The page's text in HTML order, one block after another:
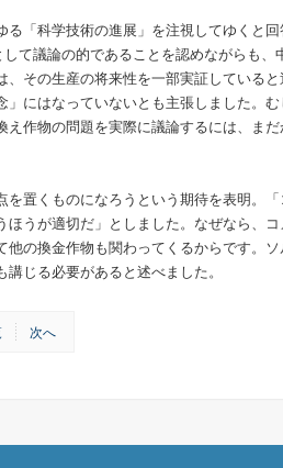
「科学技術の進展」を注視してゆくと回
て議論の的であることを認めながらも、
その生産の将来性を一部実証していると
にはなっていないとも主張しました。
作物の問題を実際に議論するには、ま
置くものになろうという期待を表明。「
うが適切だ」としました。なぜなら、
の換金作物も関わってくるからです。ソ
じる必要があると述べました。
次へ